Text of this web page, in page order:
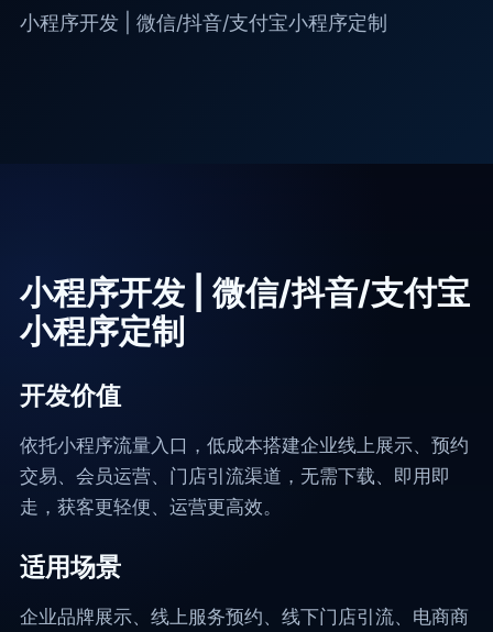
定制系统开发
小程序开发 | 微信/抖音/支付宝小程序定制
小程序开发 | 微信/抖音/支付宝
小程序定制
开发价值
依托小程序流量入口，低成本搭建企业线上展示、预约
交易、会员运营、门店引流渠道，无需下载、即用即
走，获客更轻便、运营更高效。
适用场景
企业品牌展示、线上服务预约、线下门店引流、电商商